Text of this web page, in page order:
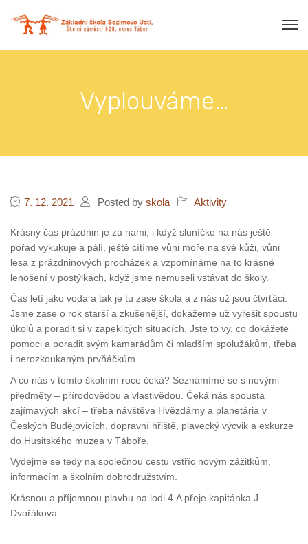
Vyplouváme…
7. 12. 2021 Posted by skola Aktivity
Krásný čas prázdnin je za námi, i když sluníčko na nás ještě
pořád vykukuje a pálí, ještě cítíme vůni moře na své kůži, vůni
lesa z prázdninových procházek a vzpomínáme na to krásné
lenošení v postýlkách, když jsme nemuseli vstávat do školy.
Čas letí jako voda a tak je tu zase škola a z nás už jsou čtvrťáci.
Jsme zase o rok starší a zkušenější, dokážeme už vyřešit spoustu
úkolů a poradit si v zapeklitých situacích. Jste to vy, co dokážete
pomoci a poradit svým kamarádům či mladším spolužákům, třeba
i nerozkoukaným prvňáčkúm.
A co nás v tomto školním roce čeká? Seznámíme se s novými
předměty – přírodovědou a vlastivědou. Čeká nás spousta
zajímavých akcí – třeba návštěva Hvězdárny a planetária v
Českých Budějovicích, dopravní hřiště, plavecký výcvik a exkurze
do Husitského muzea v Táboře.
Vydejme se tedy na společnou cestu vstříc novým zážitkům,
informacím a školním dobrodružstvím.
Krásnou a příjemnou plavbu na lodi 4.A přeje kapitánka J.
Dvořáková